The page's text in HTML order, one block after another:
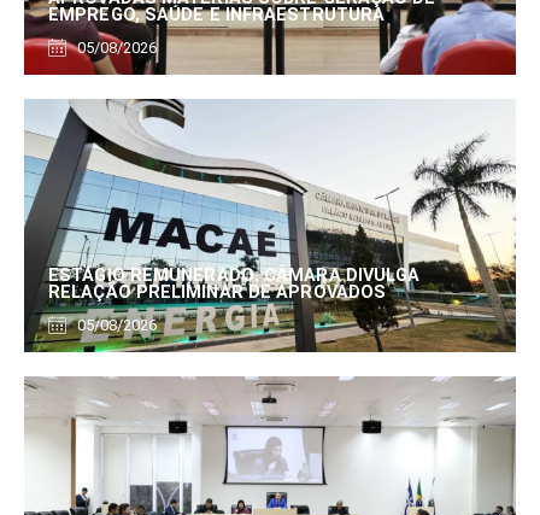
EMPREGO, SAÚDE E INFRAESTRUTURA
05/08/2026
ESTÁGIO REMUNERADO: CÂMARA DIVULGA
RELAÇÃO PRELIMINAR DE APROVADOS
05/08/2026